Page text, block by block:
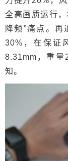
全高画质运行
降频”痛点。
30%，在保证
8.31mm，重量
知。